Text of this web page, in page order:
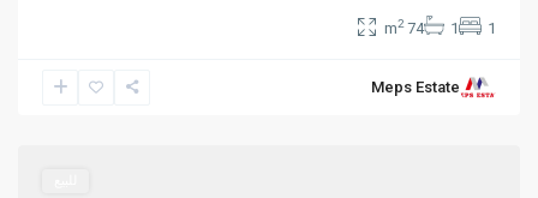
1
1
74 m
2
Meps EstateAlsancak,